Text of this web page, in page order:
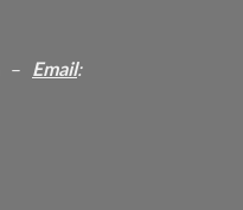
– Email: